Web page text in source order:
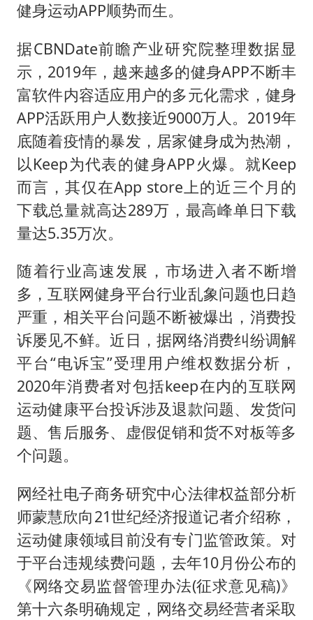
健身运动APP顺势而生。
据CBNDate前瞻产业研究院整理数据显
示，2019年，越来越多的健身APP不断丰
富软件内容适应用户的多元化需求，健身
APP活跃用户人数接近9000万人。2019年
底随着疫情的暴发，居家健身成为热潮，
以Keep为代表的健身APP火爆。就Keep
而言，其仅在App store上的近三个月的
下载总量就高达289万，最高峰单日下载
量达5.35万次。
随着行业高速发展，市场进入者不断增
多，互联网健身平台行业乱象问题也日趋
严重，相关平台问题不断被爆出，消费投
诉屡见不鲜。近日，据网络消费纠纷调解
平台“电诉宝”受理用户维权数据分析，
2020年消费者对包括keep在内的互联网
运动健康平台投诉涉及退款问题、发货问
题、售后服务、虚假促销和货不对板等多
个问题。
网经社电子商务研究中心法律权益部分析
师蒙慧欣向21世纪经济报道记者介绍称，
运动健康领域目前没有专门监管政策。对
于平台违规续费问题，去年10月份公布的
《网络交易监督管理办法(征求意见稿)》
第十六条明确规定，网络交易经营者采取